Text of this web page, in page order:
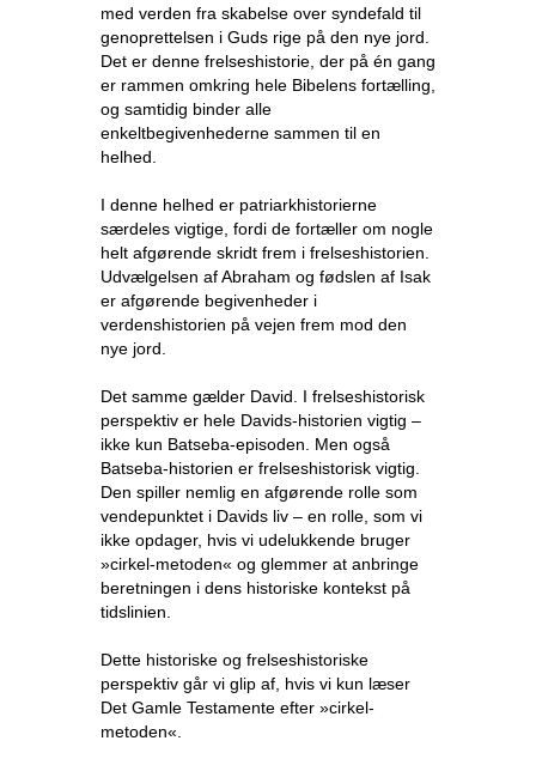
med verden fra skabelse over syndefald til
genoprettelsen i Guds rige på den nye jord.
Det er denne frelseshistorie, der på én gang
er rammen omkring hele Bibelens fortælling,
og samtidig binder alle
enkeltbegivenhederne sammen til en
helhed.
I denne helhed er patriarkhistorierne
særdeles vigtige, fordi de fortæller om nogle
helt afgørende skridt frem i frelseshistorien.
Udvælgelsen af Abraham og fødslen af Isak
er afgørende begivenheder i
verdenshistorien på vejen frem mod den
nye jord.
Det samme gælder David. I frelseshistorisk
perspektiv er hele Davids-historien vigtig –
ikke kun Batseba-episoden. Men også
Batseba-historien er frelseshistorisk vigtig.
Den spiller nemlig en afgørende rolle som
vendepunktet i Davids liv – en rolle, som vi
ikke opdager, hvis vi udelukkende bruger
»cirkel-metoden« og glemmer at anbringe
beretningen i dens historiske kontekst på
tidslinien.
Dette historiske og frelseshistoriske
perspektiv går vi glip af, hvis vi kun læser
Det Gamle Testamente efter »cirkel-
metoden«.